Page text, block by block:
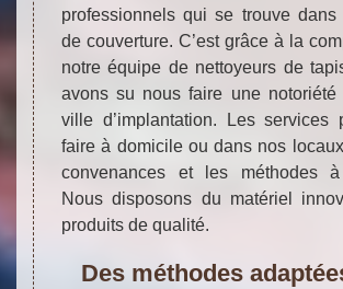
professionnels qui se trouve dans
de couverture. C’est grâce à la
notre équipe de nettoyeurs de
avons su nous faire une notoriété
ville d’implantation. Les services
faire à domicile ou dans nos
convenances et les méthodes à
Nous disposons du matériel
produits de qualité.
Des méthodes